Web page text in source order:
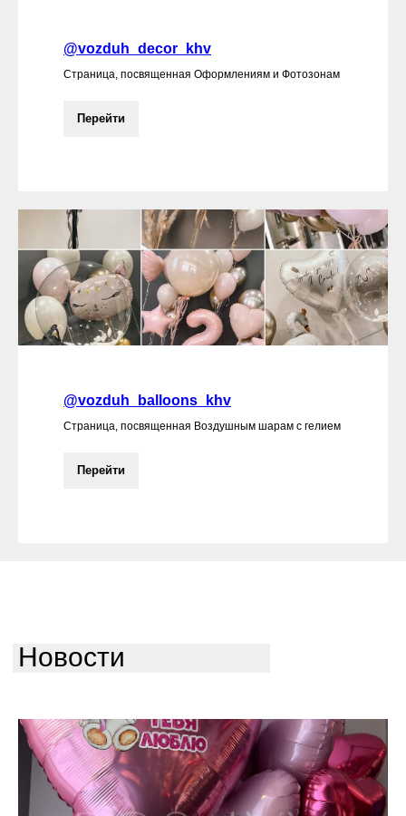
@vozduh_decor_khv
Страница, посвященная Оформлениям и Фотозонам
Перейти
@vozduh_balloons_khv
Страница, посвященная Воздушным шарам с гелием
Перейти
Новости